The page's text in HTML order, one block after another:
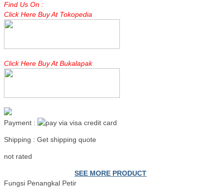
Find Us On :
Click Here Buy At Tokopedia
Click Here Buy At Bukalapak
Payment :
Shipping : Get shipping quote
not rated
SEE MORE PRODUCT
Fungsi Penangkal Petir